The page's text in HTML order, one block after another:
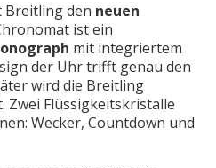
Breitling den neuen
ist ein
mit integriertem
der Uhr trifft genau den
wird die Breitling
Zwei Flüssigkeitskristalle
Wecker, Countdown und